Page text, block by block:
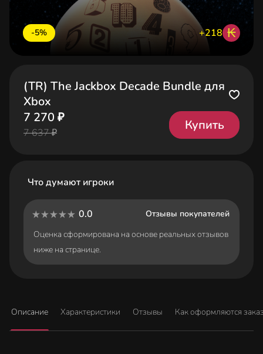
-5% +218 ₭
(TR) The Jackbox Decade Bundle для
Xbox
7 270 ₽
7 637 ₽
Купить
Что думают игроки
0.0
Отзывы покупателей
Оценка сформирована на основе реальных отзывов
ниже на странице.
Описание Характеристики Отзывы Как оформляются